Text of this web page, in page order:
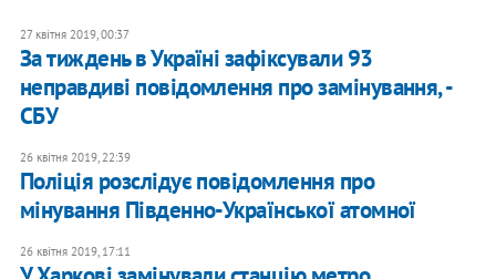
27 квітня 2019, 00:37
За тиждень в Україні зафіксували 93
неправдиві повідомлення про замінування, -
СБУ
26 квітня 2019, 22:39
Поліція розслідує повідомлення про
мінування Південно-Української атомної
26 квітня 2019, 17:11